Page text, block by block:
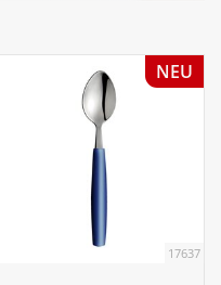
NEU
17637